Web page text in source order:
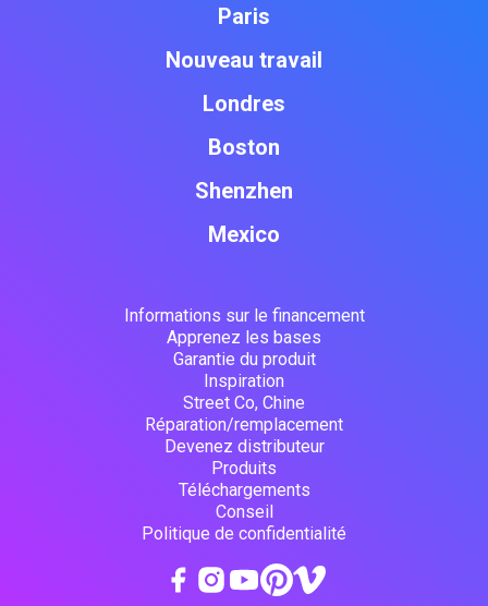
Paris
Nouveau travail
Londres
Boston
Shenzhen
Mexico
Informations sur le financement
Apprenez les bases
Garantie du produit
Inspiration
Street Co, Chine
Réparation/remplacement
Devenez distributeur
Produits
Téléchargements
Conseil
Politique de confidentialité